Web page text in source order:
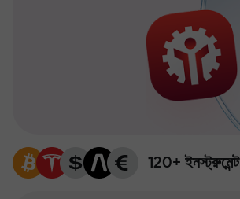
120+ ইনস্ট্রুমেন্ট